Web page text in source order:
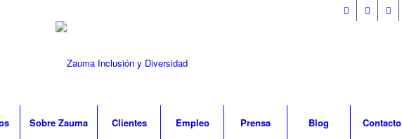
Sobre Zauma Clientes Empleo Prensa Blog Contacto